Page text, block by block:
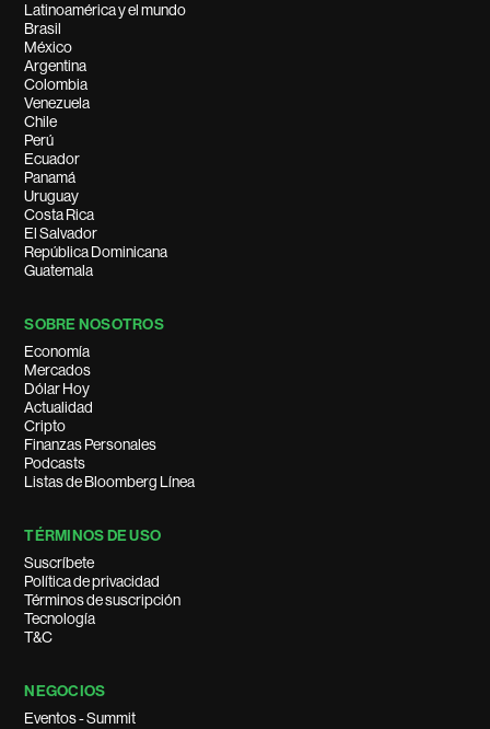
Latinoamérica y el mundo
Brasil
México
Argentina
Colombia
Venezuela
Chile
Perú
Ecuador
Panamá
Uruguay
Costa Rica
El Salvador
República Dominicana
Guatemala
SOBRE NOSOTROS
Economía
Mercados
Dólar Hoy
Actualidad
Cripto
Finanzas Personales
Podcasts
Listas de Bloomberg Línea
TÉRMINOS DE USO
Suscríbete
Política de privacidad
Términos de suscripción
Tecnología
T&C
NEGOCIOS
Eventos - Summit